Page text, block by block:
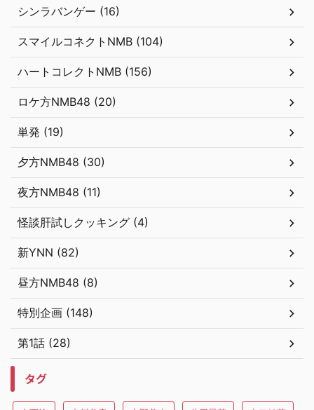
シンラバンゲー (16)
スマイルコネクトNMB (104)
ハートコレクトNMB (156)
ロケ方NMB48 (20)
単発 (19)
夕方NMB48 (30)
夜方NMB48 (11)
怪談肝試しクッキング (4)
新YNN (82)
昼方NMB48 (8)
特別企画 (148)
第1話 (28)
タグ